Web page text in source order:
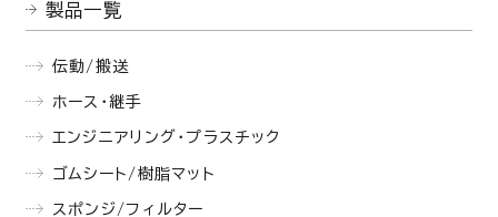
製品一覧
伝動/搬送
ホース・継手
エンジニアリング・プラスチック
ゴムシート/樹脂マット
スポンジ/フィルター